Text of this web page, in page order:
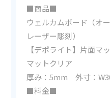
■商品■
ウェルカムボード（オ
レーザー彫刻）
【デポライト】片面マ
マットクリア
厚み：5mm 外寸：
■料金■